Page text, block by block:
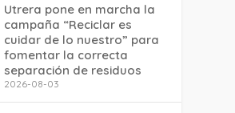
Utrera pone en marcha la
campaña “Reciclar es
cuidar de lo nuestro” para
fomentar la correcta
separación de residuos
2026-08-03